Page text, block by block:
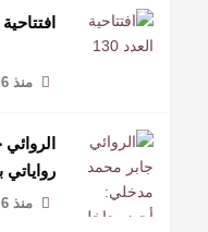
افتتاحية
منذ 6 أيام
رواياتي
منذ 6 أيام